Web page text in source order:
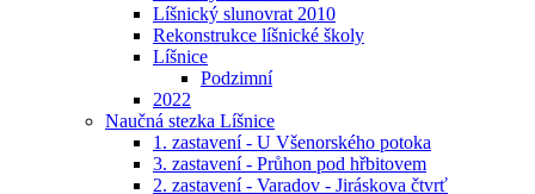
Líšnický slunovrat 2010
Rekonstrukce líšnické školy
Líšnice
Podzimní
2022
Naučná stezka Líšnice
1. zastavení - U Všenorského potoka
3. zastavení - Průhon pod hřbitovem
2. zastavení - Varadov - Jiráskova čtvrť